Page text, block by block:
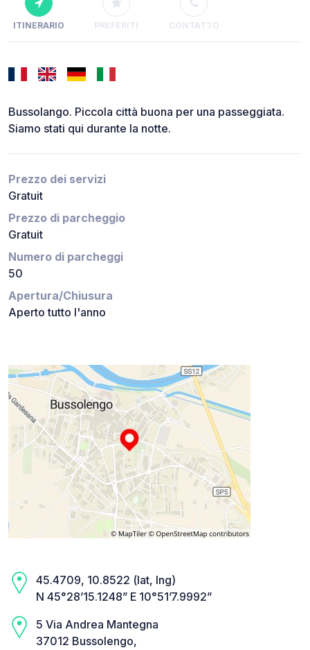
ITINERARIO PREFERITI CONTATTO
Bussolango. Piccola città buona per una passeggiata.
Siamo stati qui durante la notte.
Prezzo dei servizi
Gratuit
Prezzo di parcheggio
Gratuit
Numero di parcheggi
50
Apertura/Chiusura
Aperto tutto l'anno
45.4709, 10.8522 (lat, lng)
N 45°28’15.1248” E 10°51’7.9992”
5 Via Andrea Mantegna
37012 Bussolengo,